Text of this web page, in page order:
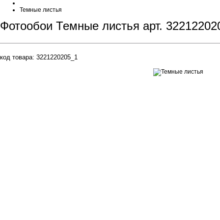
Темные листья
Фотообои Темные листья арт.
код товара: 3221220205_1